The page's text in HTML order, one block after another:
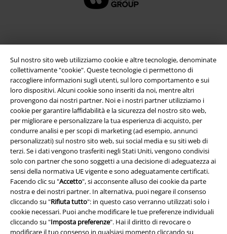
Sul nostro sito web utilizziamo cookie e altre tecnologie, denominate
collettivamente "cookie". Queste tecnologie ci permettono di
raccogliere informazioni sugli utenti, sul loro comportamento e sui
loro dispositivi. Alcuni cookie sono inseriti da noi, mentre altri
provengono dai nostri partner. Noi e i nostri partner utilizziamo i
cookie per garantire laffidabilità e la sicurezza del nostro sito web,
per migliorare e personalizzare la tua esperienza di acquisto, per
condurre analisi e per scopi di marketing (ad esempio, annunci
personalizzati) sul nostro sito web, sui social media e su siti web di
terzi. Se i dati vengono trasferiti negli Stati Uniti, vengono condivisi
solo con partner che sono soggetti a una decisione di adeguatezza ai
sensi della normativa UE vigente e sono adeguatamente certificati.
Facendo clic su "Accetto", si acconsente alluso dei cookie da parte
nostra e dei nostri partner. In alternativa, puoi negare il consenso
cliccando su "Rifiuta tutto": in questo caso verranno utilizzati solo i
cookie necessari. Puoi anche modificare le tue preferenze individuali
cliccando su "Imposta preferenze". Hai il diritto di revocare o
modificare il tuo consenso in qualsiasi momento cliccando su
Info legali
Termini & Condizioni
Redazione
Legge sulla Privacy
Smaltimento rifiuti e protezione dell’ambiente
Dichiarazione di Conformità